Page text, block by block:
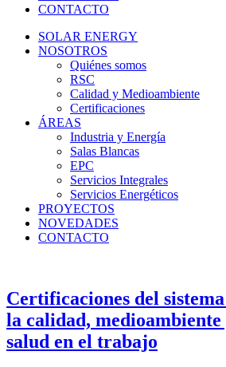
CONTACTO
SOLAR ENERGY
NOSOTROS
Quiénes somos
RSC
Calidad y Medioambiente
Certificaciones
ÁREAS
Industria y Energía
Salas Blancas
EPC
Servicios Integrales
Servicios Energéticos
PROYECTOS
NOVEDADES
CONTACTO
Certificaciones del
la calidad,
salud en el trabajo